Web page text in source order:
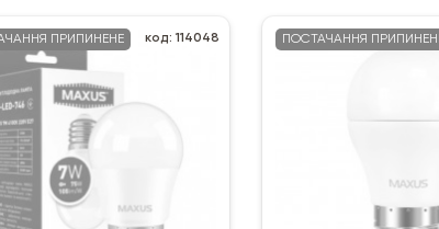
ПРИПИНЕНЕ код: 114048 ПОСТАЧАННЯ